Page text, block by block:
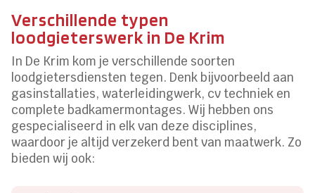
Verschillende typen
loodgieterswerk in De Krim
In De Krim kom je verschillende soorten
loodgietersdiensten tegen. Denk bijvoorbeeld aan
gasinstallaties, waterleidingwerk, cv techniek en
complete badkamermontages. Wij hebben ons
gespecialiseerd in elk van deze disciplines,
waardoor je altijd verzekerd bent van maatwerk. Zo
bieden wij ook: